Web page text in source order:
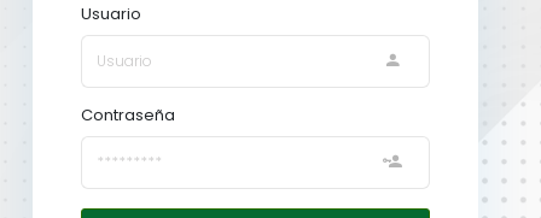
Usuario
Contraseña